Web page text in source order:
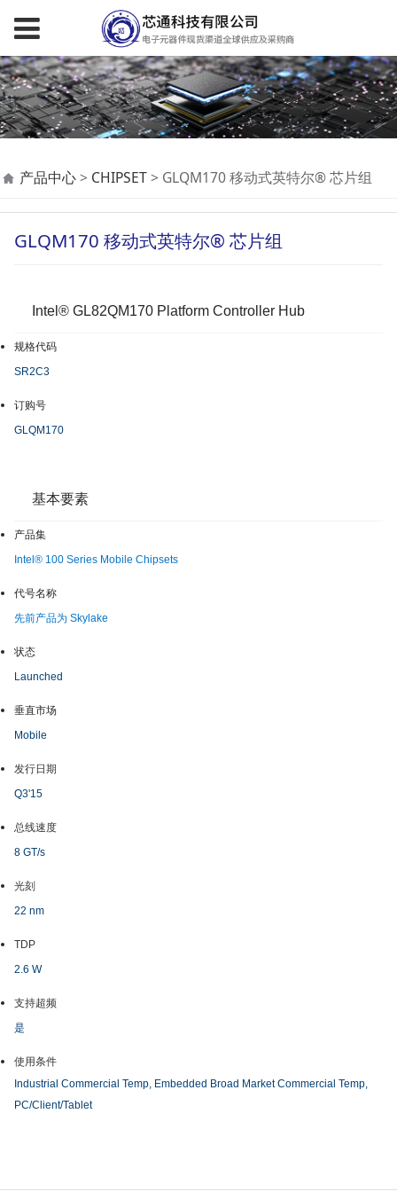
GLQM170 移动式英特
尔® 芯片组
产品中心> CHIPSET> GLQM170 移动式英特尔® 芯片组
GLQM170 移动式英特尔® 芯片组
Intel® GL82QM170 Platform Controller Hub
规格代码
SR2C3
订购号
GLQM170
基本要素
产品集
Intel® 100 Series Mobile Chipsets
代号名称
先前产品为 Skylake
状态
Launched
垂直市场
Mobile
发行日期
Q3'15
总线速度
8 GT/s
光刻
22 nm
TDP
2.6 W
支持超频
是
使用条件
Industrial Commercial Temp, Embedded Broad Market Commercial Temp,
PC/Client/Tablet